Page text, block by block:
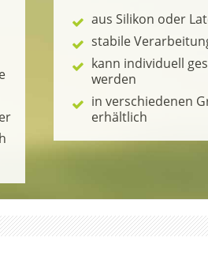
aus Silikon oder
stabile
kann individuell
werden
in verschiedenen
erhältlich